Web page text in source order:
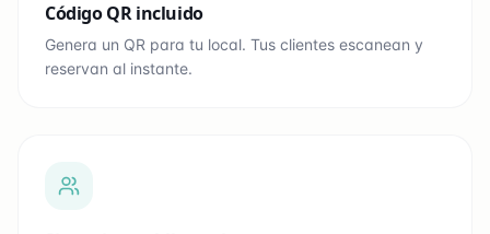
Código QR incluido
Genera un QR para tu local. Tus clientes escanean y
reservan al instante.